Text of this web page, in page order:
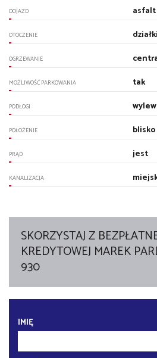
DOJAZD asfalt
OTOCZENIE
OGRZEWANIE
MOŻLIWOŚĆ PARKOWANIA tak
PODŁOGI
POŁOŻENIE
PRĄD jest
KANALIZACJA
SKORZYSTAJ Z
KREDYTOWEJ MAREK
930
IMIĘ